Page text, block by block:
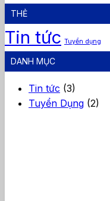
THẺ
Tin tức Tuyển dụng
DANH MỤC
Tin tức (3)
Tuyển Dụng (2)